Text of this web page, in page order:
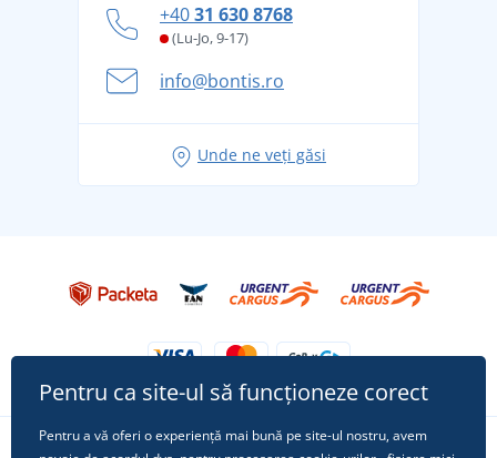
și în siguranță
Aventura de vară începe cu bagajul - pregătiți-vă
pentru vacanță fără griji
Tricoul preferat City în rol principal: ținute pentru
+4031 630 8768
(Lu-Jo, 9-17)
info@bontis.ro
Unde ne veți găsi
Pentru ca site-ul să funcționeze corect
Pentru a vă oferi o experiență mai bună pe site-ul nostru, avem